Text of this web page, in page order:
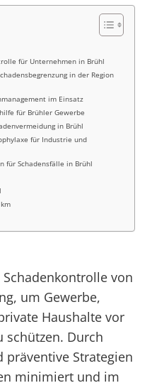
für Unternehmen in Brühl
in der Region
im Einsatz
für Brühler Gewerbe
in Brühl
für Industrie und
für Schadensfälle in Brühl
von
um Gewerbe,
Haushalte vor
schützen. Durch
präventive Strategien
minimiert und im